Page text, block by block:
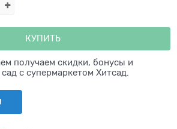
КУПИТЬ
получаем скидки, бонусы и
с супермаркетом Хитсад.